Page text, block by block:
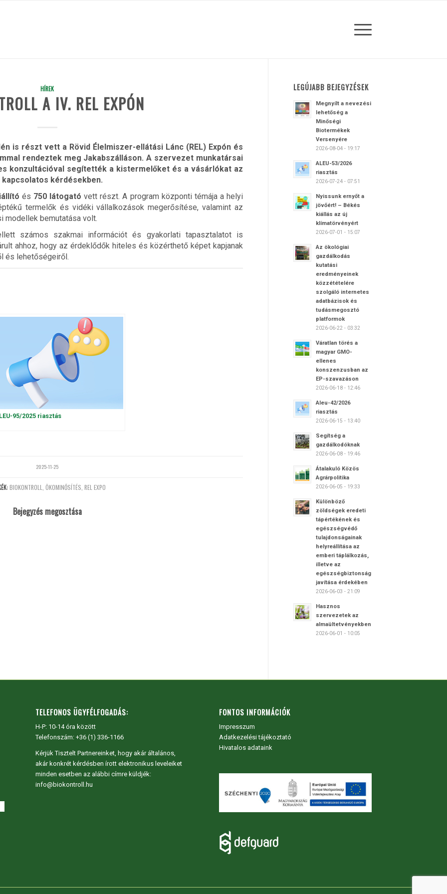
HÍREK
A IV. REL EXPÓN
is részt vett a Rövid Élelmiszer-ellátási Lánc (REL) Expón és
rendeztek meg Jakabszálláson. A szervezet munkatársai
konzultációval segítették a kistermelőket és a vásárlókat az
kérdésekben.
és 750 látogató vett részt. A program központi témája a helyi
termelők és vidéki vállalkozások megerősítése, valamint az
modellek bemutatása volt.
számos szakmai információt és gyakorlati tapasztalatot is
ahhoz, hogy az érdeklődők hiteles és közérthető képet kapjanak
és lehetőségeiről.
95/2025 riasztás
2025-11-25
BIOKONTROLL ÖKOMINŐSÍTÉS REL EXPO
Bejegyzés megosztása
LEGÚJABB BEJEGYZÉSEK
Megnyílt a nevezési
lehetőség a
Minőségi
Biotermékek
Versenyére
2026-08-04 - 19:17
ALEU-53/2026
riasztás
2026-07-24 - 07:51
Nyissunk ernyőt a
jövőért! – Békés
kiállás az új
klímatörvényért
2026-07-01 - 15:07
Az ökológiai
gazdálkodás
kutatási
eredményeinek
közzétételére
szolgáló internetes
adatbázisok és
tudásmegosztó
platformok
2026-06-22 - 03:32
Váratlan törés a
magyar GMO-
ellenes
konszenzusban az
EP-szavazáson
2026-06-18 - 12:46
Aleu-42/2026
riasztás
2026-06-15 - 13:40
Segítség a
gazdálkodóknak
2026-06-08 - 19:46
Átalakuló Közös
Agrárpolitika
2026-06-05 - 19:33
Különböző
zöldségek eredeti
tápértékének és
egészségvédő
tulajdonságainak
helyreállítása az
emberi táplálkozás,
illetve az
egészségbiztonság
javítása érdekében
2026-06-03 - 21:09
Hasznos
szervezetek az
almaültetvényekben
2026-06-01 - 10:05
TELEFONOS ÜGYFÉLFOGADÁS:
H-P: 10-14 óra között
Telefonszám: +36 (1) 336-1166
Kérjük Tisztelt Partnereinket, hogy akár általános,
akár konkrét kérdésben írott elektronikus leveleiket
minden esetben az alábbi címre küldjék:
info@biokontroll.hu
FONTOS INFORMÁCIÓK
Impresszum
Adatkezelési tájékoztató
Hivatalos adataink